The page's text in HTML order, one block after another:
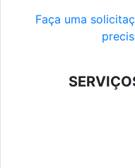
Faça uma